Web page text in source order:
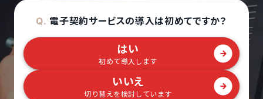
Q. 電子契約サービスの導入は初めてですか？
はい
初めて導入します
いいえ
切り替えを検討しています